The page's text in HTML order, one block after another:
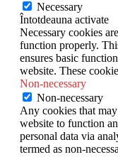
Necessary
Întotdeauna activate
Necessary cookies
function properly.
ensures basic
website. These
Non-necessary
Non-necessary
Any cookies that
website to function
personal data via
termed as non-